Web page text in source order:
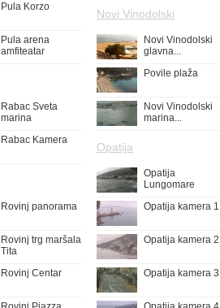
Pula Korzo
Pula arena
amfiteatar
Rabac Sveta
marina
Rabac Kamera
Rovinj panorama
Rovinj trg maršala
Tita
Rovinj Centar
Novi Vinodolski
Novi Vinodolski
glavna...
Povile plaža
Novi Vinodolski
marina...
Opatija
Opatija
Lungomare
Opatija kamera 1
Opatija kamera 2
Opatija kamera 3